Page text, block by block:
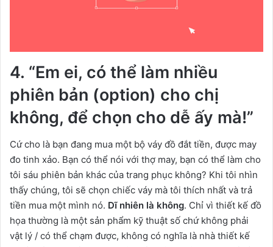
4. “Em ei, có thể làm nhiều
phiên bản (option) cho chị
không, để chọn cho dễ ấy mà!”
Cứ cho là bạn đang mua một bộ váy đồ đắt tiền, được may
đo tinh xảo. Bạn có thể nói với thợ may, bạn có thể làm cho
tôi sáu phiên bản khác của trang phục không? Khi tôi nhìn
thấy chúng, tôi sẽ chọn chiếc váy mà tôi thích nhất và trả
tiền mua một mình nó. Dĩ nhiên là không. Chỉ vì thiết kế đồ
họa thường là một sản phẩm kỹ thuật số chứ không phải
vật lý / có thể chạm được, không có nghĩa là nhà thiết kế